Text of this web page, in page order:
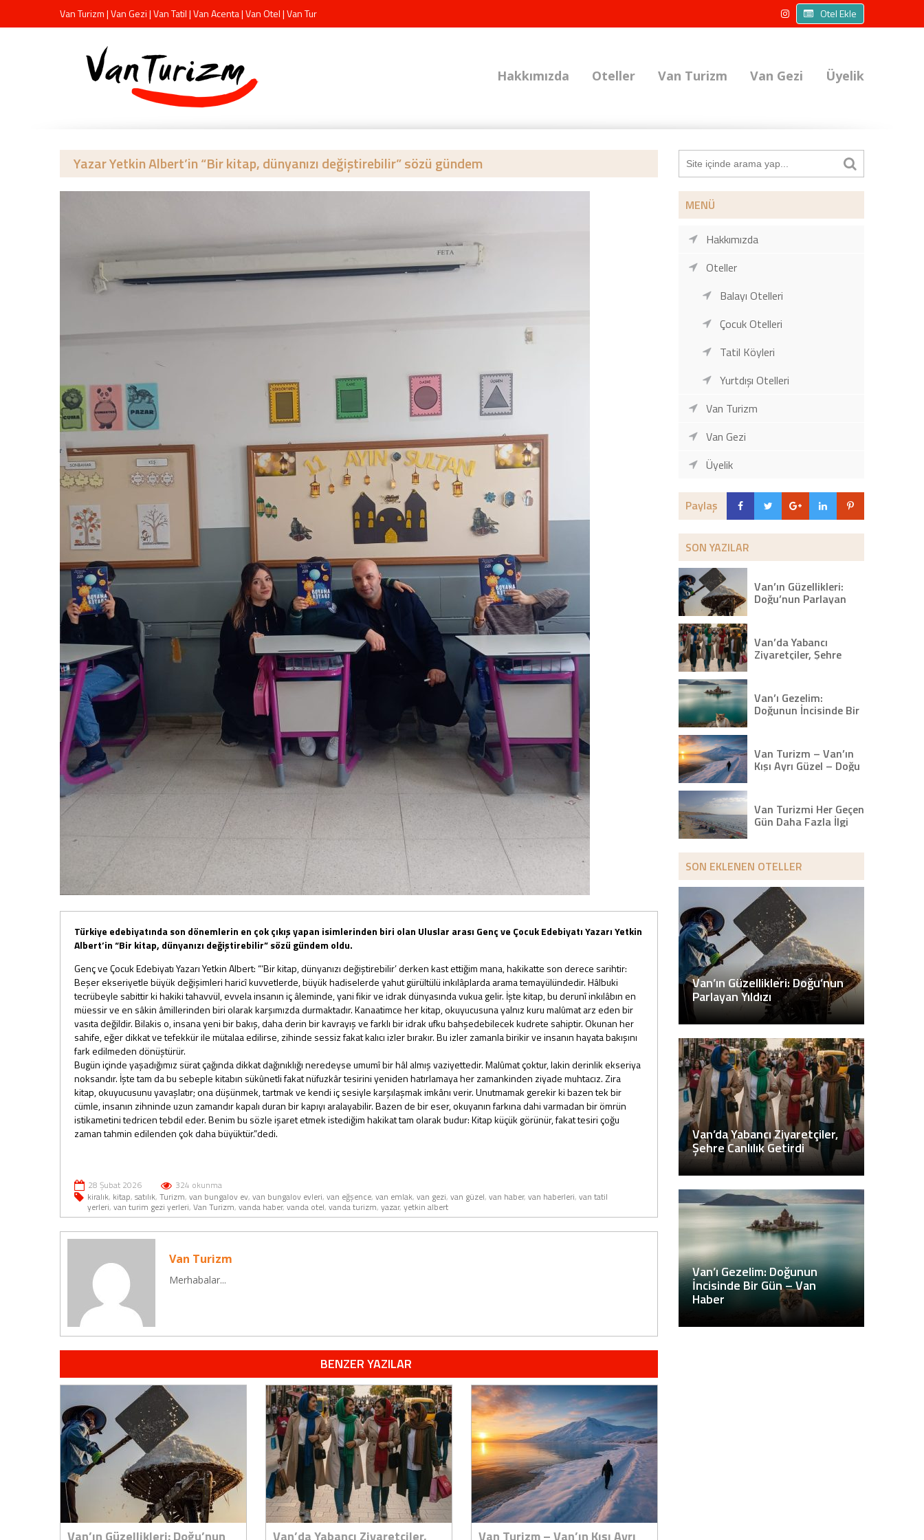
Van Turizm | Van Gezi | Van Tatil | Van Acenta | Van Otel | Van Tur Otel Ekle
Hakkımızda Oteller Van Turizm Van Gezi Üyelik
Yazar Yetkin Albert’in “Bir kitap, dünyanızı değiştirebilir” sözü gündem
Türkiye edebiyatında son dönemlerin en çok çıkış yapan isimlerinden biri olan Uluslar arası Genç ve Çocuk Edebiyatı Yazarı Yetkin
Albert’in “Bir kitap, dünyanızı değiştirebilir” sözü gündem oldu.
Genç ve Çocuk Edebiyatı Yazarı Yetkin Albert: “‘Bir kitap, dünyanızı değiştirebilir’ derken kast ettiğim mana, hakikatte son derece sarihtir:
Beşer ekseriyetle büyük değişimleri haricî kuvvetlerde, büyük hadiselerde yahut gürültülü inkılâplarda arama temayülündedir. Hâlbuki
tecrübeyle sabittir ki hakiki tahavvül, evvela insanın iç âleminde, yani fikir ve idrak dünyasında vukua gelir. İşte kitap, bu derunî inkılâbın en
müessir ve en sâkin âmillerinden biri olarak karşımızda durmaktadır. Kanaatimce her kitap, okuyucusuna yalnız kuru malûmat arz eden bir
vasıta değildir. Bilakis o, insana yeni bir bakış, daha derin bir kavrayış ve farklı bir idrak ufku bahşedebilecek kudrete sahiptir. Okunan her
sahife, eğer dikkat ve tefekkür ile mütalaa edilirse, zihinde sessiz fakat kalıcı izler bırakır. Bu izler zamanla birikir ve insanın hayata bakışını
fark edilmeden dönüştürür.
Bugün içinde yaşadığımız sürat çağında dikkat dağınıklığı neredeyse umumî bir hâl almış vaziyettedir. Malûmat çoktur, lakin derinlik ekseriya
noksandır. İşte tam da bu sebeple kitabın sükûnetli fakat nüfuzkâr tesirini yeniden hatırlamaya her zamankinden ziyade muhtacız. Zira
kitap, okuyucusunu yavaşlatır; ona düşünmek, tartmak ve kendi iç sesiyle karşılaşmak imkânı verir. Unutmamak gerekir ki bazen tek bir
cümle, insanın zihninde uzun zamandır kapalı duran bir kapıyı aralayabilir. Bazen de bir eser, okuyanın farkına dahi varmadan bir ömrün
istikametini tedricen tebdil eder. Benim bu sözle işaret etmek istediğim hakikat tam olarak budur: Kitap küçük görünür, fakat tesiri çoğu
zaman tahmin edilenden çok daha büyüktür.”dedi.
28 Şubat 2026
324 okunma
kiralık, kitap, satılık, Turizm, van bungalov ev, van bungalov evleri, van eğşence, van emlak, van gezi, van güzel, van haber, van haberleri, van tatil
yerleri, van turim gezi yerleri, Van Turizm, vanda haber, vanda otel, vanda turizm, yazar, yetkin albert
Van Turizm
Merhabalar...
BENZER YAZILAR
Van’ın Güzellikleri: Doğu’nun Van’da Yabancı Ziyaretçiler, Van Turizm – Van’ın Kışı Ayrı
MENÜ
Hakkımızda
Oteller
Balayı Otelleri
Çocuk Otelleri
Tatil Köyleri
Yurtdışı Otelleri
Van Turizm
Van Gezi
Üyelik
Paylaş
SON YAZILAR
Van’ın Güzellikleri:
Doğu’nun Parlayan
Van’da Yabancı
Ziyaretçiler, Şehre
Van’ı Gezelim:
Doğunun İncisinde Bir
Van Turizm – Van’ın
Kışı Ayrı Güzel – Doğu
Van Turizmi Her Geçen
Gün Daha Fazla İlgi
SON EKLENEN OTELLER
Van’ın Güzellikleri: Doğu’nun
Parlayan Yıldızı
Van’da Yabancı Ziyaretçiler,
Şehre Canlılık Getirdi
Van’ı Gezelim: Doğunun
İncisinde Bir Gün – Van
Haber